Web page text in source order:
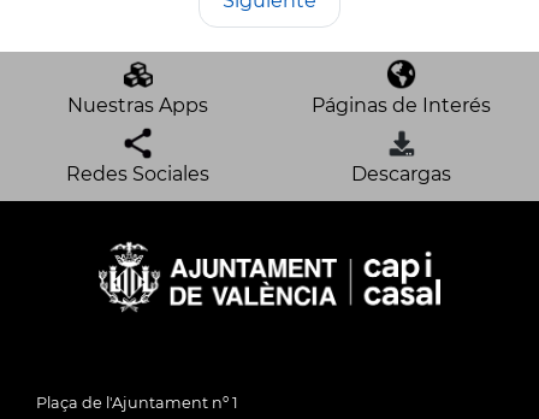
Nuestras Apps Páginas de Interés
Redes Sociales Descargas
Plaça de l'Ajuntament nº 1